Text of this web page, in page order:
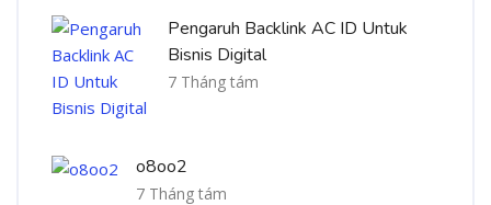
Pengaruh Backlink AC ID Untuk
Bisnis Digital
7 Tháng tám
o8oo2
7 Tháng tám